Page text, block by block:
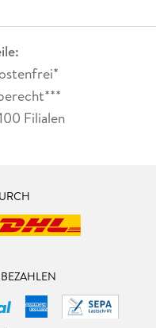
Filialen